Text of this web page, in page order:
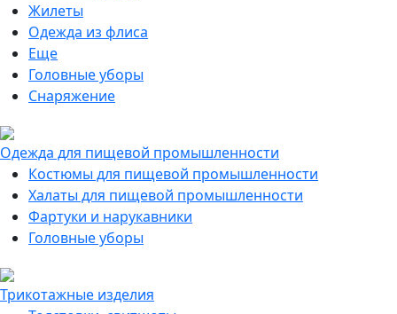
Жилеты
Одежда из флиса
Еще
Головные уборы
Снаряжение
Одежда для пищевой промышленности
Костюмы для пищевой промышленности
Халаты для пищевой промышленности
Фартуки и нарукавники
Головные уборы
Трикотажные изделия